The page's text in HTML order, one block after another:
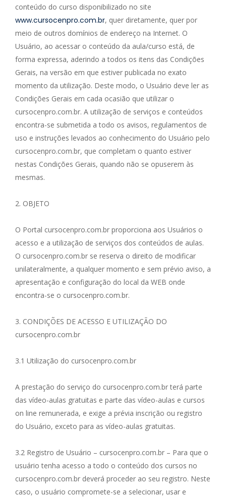
conteúdo do curso disponibilizado no site
www.cursocenpro.com.br, quer diretamente, quer por
meio de outros domínios de endereço na Internet. O
Usuário, ao acessar o conteúdo da aula/curso está, de
forma expressa, aderindo a todos os itens das Condições
Gerais, na versão em que estiver publicada no exato
momento da utilização. Deste modo, o Usuário deve ler as
Condições Gerais em cada ocasião que utilizar o
cursocenpro.com.br. A utilização de serviços e conteúdos
encontra-se submetida a todo os avisos, regulamentos de
uso e instruções levados ao conhecimento do Usuário pelo
cursocenpro.com.br, que completam o quanto estiver
nestas Condições Gerais, quando não se opuserem às
mesmas.
2. OBJETO
O Portal cursocenpro.com.br proporciona aos Usuários o
acesso e a utilização de serviços dos conteúdos de aulas.
O cursocenpro.com.br se reserva o direito de modificar
unilateralmente, a qualquer momento e sem prévio aviso, a
apresentação e configuração do local da WEB onde
encontra-se o cursocenpro.com.br.
3. CONDIÇÕES DE ACESSO E UTILIZAÇÃO DO
cursocenpro.com.br
3.1 Utilização do cursocenpro.com.br
A prestação do serviço do cursocenpro.com.br terá parte
das vídeo-aulas gratuitas e parte das vídeo-aulas e cursos
on line remunerada, e exige a prévia inscrição ou registro
do Usuário, exceto para as vídeo-aulas gratuitas.
3.2 Registro de Usuário – cursocenpro.com.br – Para que o
usuário tenha acesso a todo o conteúdo dos cursos no
cursocenpro.com.br deverá proceder ao seu registro. Neste
caso, o usuário compromete-se a selecionar, usar e